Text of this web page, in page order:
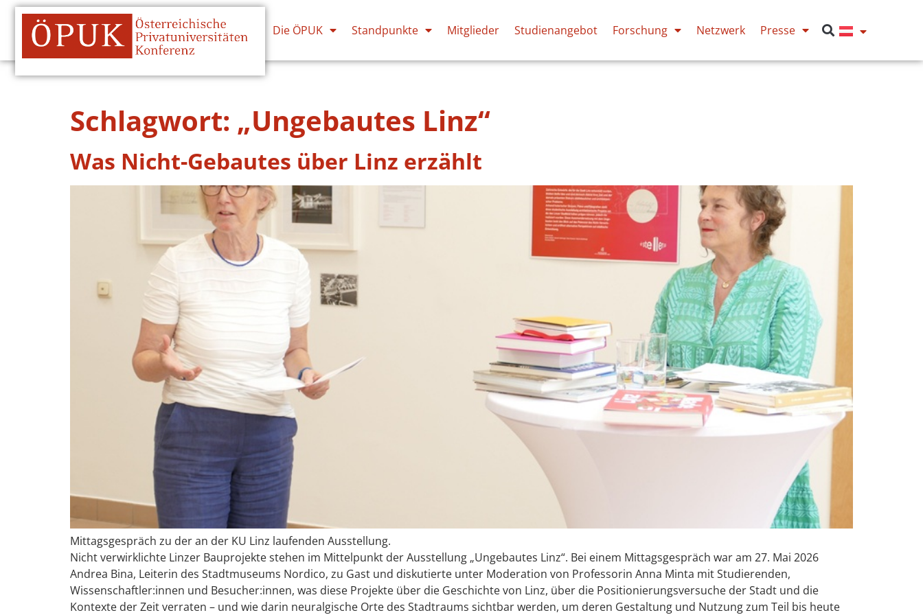
Die ÖPUK Standpunkte Mitglieder Studienangebot Forschung Netzwerk Presse
Schlagwort: „Ungebautes Linz“
Was Nicht-Gebautes über Linz erzählt
Mittagsgespräch zu der an der KU Linz laufenden Ausstellung.
Nicht verwirklichte Linzer Bauprojekte stehen im Mittelpunkt der Ausstellung „Ungebautes Linz“. Bei einem Mittagsgespräch war am 27. Mai 2026
Andrea Bina, Leiterin des Stadtmuseums Nordico, zu Gast und diskutierte unter Moderation von Professorin Anna Minta mit Studierenden,
Wissenschaftler:innen und Besucher:innen, was diese Projekte über die Geschichte von Linz, über die Positionierungsversuche der Stadt und die
Kontexte der Zeit verraten – und wie darin neuralgische Orte des Stadtraums sichtbar werden, um deren Gestaltung und Nutzung zum Teil bis heute